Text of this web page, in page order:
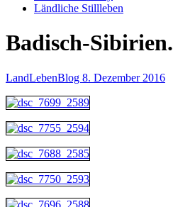
Ländliche Stillleben
Badisch-Sibirien.
LandLebenBlog 8. Dezember 2016